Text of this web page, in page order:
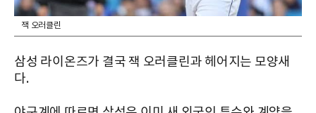
잭 오러클린
삼성 라이온즈가 결국 잭 오러클린과 헤어지는 모양새
다.